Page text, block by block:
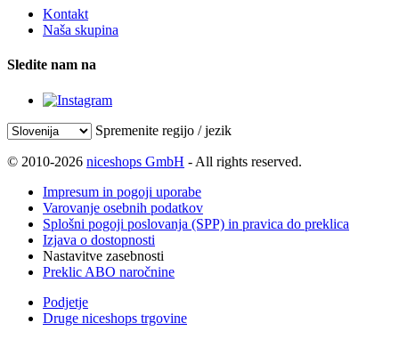
Kontakt
Naša skupina
Sledite nam na
Spremenite regijo / jezik
© 2010-2026 niceshops GmbH - All rights reserved.
Impresum in pogoji uporabe
Varovanje osebnih podatkov
Splošni pogoji poslovanja (SPP) in pravica do preklica
Izjava o dostopnosti
Nastavitve zasebnosti
Preklic ABO naročnine
Podjetje
Druge niceshops trgovine